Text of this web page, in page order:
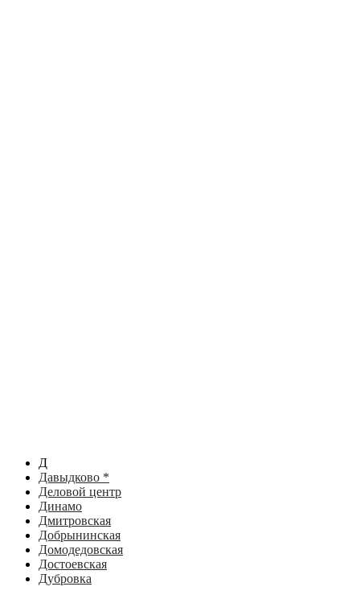
Д
Давыдково *
Деловой центр
Динамо
Дмитровская
Добрынинская
Домодедовская
Достоевская
Дубровка